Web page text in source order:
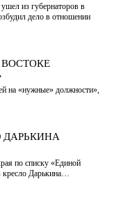
из губернаторов в
дело в отношении
на «нужные» должности»,
по списку «Единой
Дарькина…